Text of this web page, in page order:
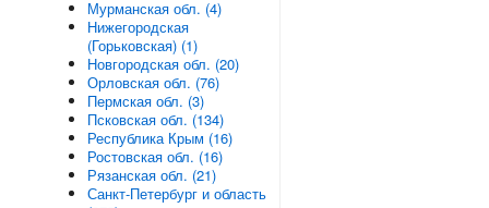
Мурманская обл. (4)
Нижегородская
(Горьковская) (1)
Новгородская обл. (20)
Орловская обл. (76)
Пермская обл. (3)
Псковская обл. (134)
Республика Крым (16)
Ростовская обл. (16)
Рязанская обл. (21)
Санкт-Петербург и область